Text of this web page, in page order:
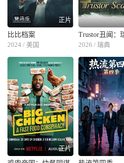
魁。然而，1994年一开赛，塞纳的运气
举行的第一站比赛中，塞纳由于求胜心
赛车打滑熄火。在日本举行的第二站比
赛车便被芬兰选手米卡·哈基宁的车撞在
站比赛的失利，塞纳全力以赴备战，决
利的伊莫拉赛道开始了第三站的比赛，
7圈时悲剧发生了，只见在坦布雷罗弯道
300km／h的高速撞上了水泥防护墙……
家的新闻媒介都进行了大量报道。在巴
他还是国家的象征，是民族的骄傲，总
正片
比比档案
2024 / 美国
2026 / 瑞典
正片